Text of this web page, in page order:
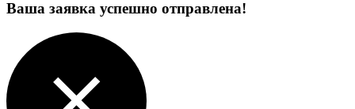
Ваша заявка успешно отправлена!